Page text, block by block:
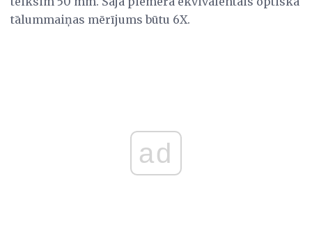
tālummaiņas mērījums būtu 6X.
ad